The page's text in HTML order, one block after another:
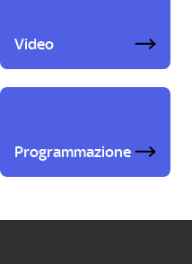
Video
Programmazione